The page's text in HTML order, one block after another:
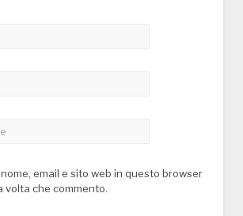
email e sito web in questo browser
volta che commento.